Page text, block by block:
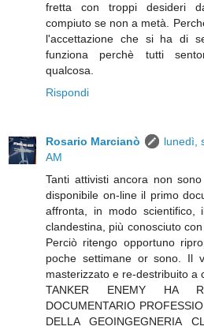
fretta con troppi desideri
compiuto se non a metà.
l'accettazione che si ha di
funziona perchè tutti
qualcosa.
Rispondi
Rosario Marcianò
lunedì,
AM
Tanti attivisti ancora non
disponibile on-line il primo
affronta, in modo scientifico,
clandestina, più conosciuto
Perciò ritengo opportuno
poche settimane or sono. Il
masterizzato e re-destribuito a
TANKER ENEMY HA
DOCUMENTARIO
DELLA GEOINGEGNERIA